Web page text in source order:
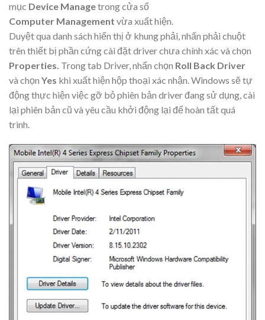
mục Device Managetrong cửa sổ
Computer Management vừa xuất hiện.
Duyệt qua danh sách hiển thị ở khung phải, nhấn phải chuột
trên thiết bị phần cứng cài đặt driver chưa chính xác và chọn
Properties. Trong tab Driver, nhấn chọn Roll Back Driver
và chọn Yes khi xuất hiện hộp thoại xác nhận. Windows sẽ tự
động thực hiện việc gỡ bỏ phiên bản driver đang sử dụng, cài
lại phiên bản cũ và yêu cầu khởi động lại để hoàn tất quá
trình.